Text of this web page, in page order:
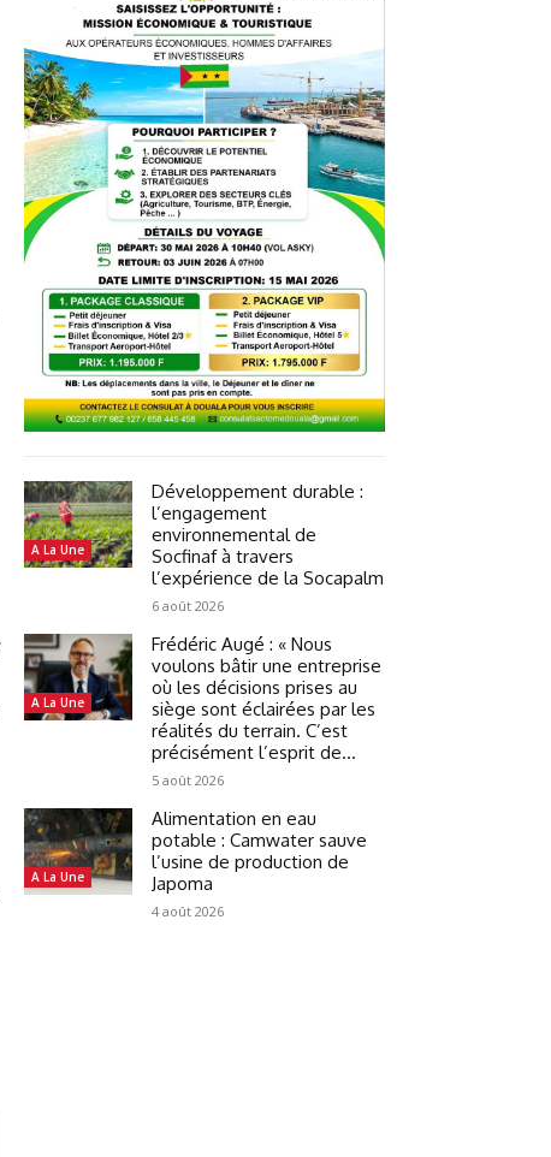
A La Une
Développement durable :
l’engagement
environnemental de
Socfinaf à travers
l’expérience de la Socapalm
6 août 2026
A La Une
Frédéric Augé : « Nous
voulons bâtir une entreprise
où les décisions prises au
siège sont éclairées par les
réalités du terrain. C’est
précisément l’esprit de...
5 août 2026
A La Une
Alimentation en eau
potable : Camwater sauve
l’usine de production de
Japoma
4 août 2026